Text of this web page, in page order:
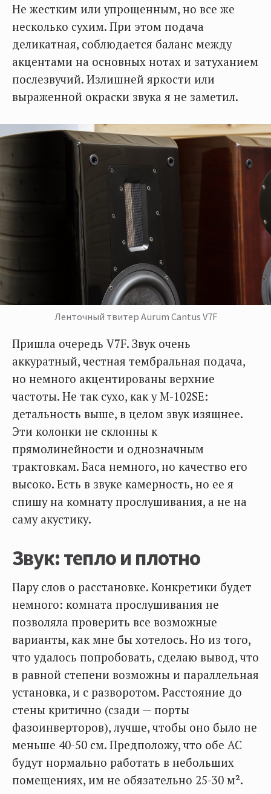
Не жестким или упрощенным, но все же
несколько сухим. При этом подача
деликатная, соблюдается баланс между
акцентами на основных нотах и затуханием
послезвучий. Излишней яркости или
выраженной окраски звука я не заметил.
Ленточный твитер Aurum Cantus V7F
Пришла очередь V7F. Звук очень
аккуратный, честная тембральная подача,
но немного акцентированы верхние
частоты. Не так сухо, как у M-102SE:
детальность выше, в целом звук изящнее.
Эти колонки не склонны к
прямолинейности и однозначным
трактовкам. Баса немного, но качество его
высоко. Есть в звуке камерность, но ее я
спишу на комнату прослушивания, а не на
саму акустику.
Звук: тепло и плотно
Пару слов о расстановке. Конкретики будет
немного: комната прослушивания не
позволяла проверить все возможные
варианты, как мне бы хотелось. Но из того,
что удалось попробовать, сделаю вывод, что
в равной степени возможны и параллельная
установка, и с разворотом. Расстояние до
стены критично (сзади — порты
фазоинверторов), лучше, чтобы оно было не
меньше 40-50 см. Предположу, что обе АС
будут нормально работать в небольших
помещениях, им не обязательно 25-30 м².